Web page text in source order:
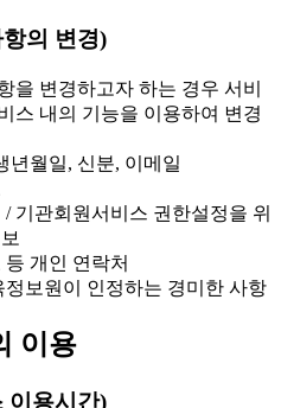
의 변경)
을 변경하고자 하는 경우 서비
스 내의 기능을 이용하여 변경
월일, 신분, 이메일
기관회원서비스 권한설정을 위
개인 연락처
보원이 인정하는 경미한 사항
이용
이용시간)